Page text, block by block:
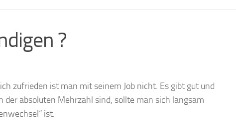
?
zufrieden ist man mit seinem Job nicht. Es gibt gut und
der absoluten Mehrzahl sind, sollte man sich langsam
ist.